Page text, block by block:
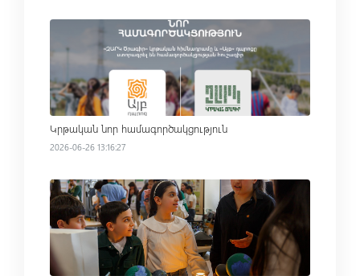
Read more
Կրթական նոր համագործակցություն
2026-06-26 13:16:27
Read more